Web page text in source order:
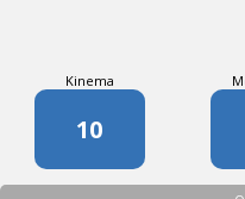
Kinema
10